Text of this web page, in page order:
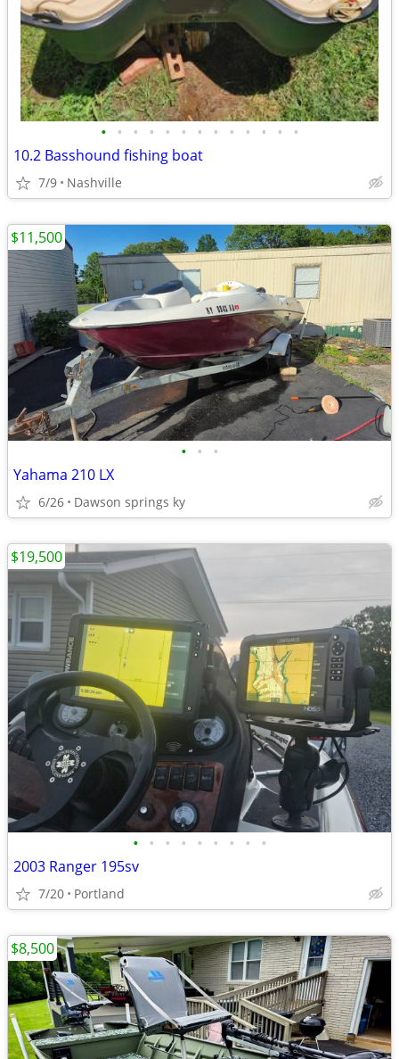
• • • • • • • • • • • • •
10.2 Basshound fishing boat
7/9 Nashville
• • •
Yahama 210 LX
6/26 Dawson springs ky
$11,500
• • • • • • • • •
2003 Ranger 195sv
7/20 Portland
$19,500
$8,500